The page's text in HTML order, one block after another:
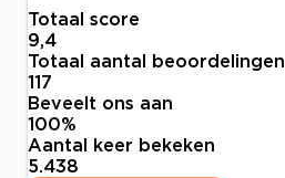
Totaal score
9,4
Totaal aantal beoordelingen
117
Beveelt ons aan
100%
Aantal keer bekeken
5.438